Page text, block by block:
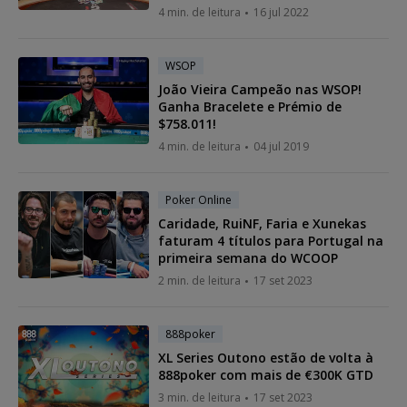
4 min. de leitura 16 jul 2022
WSOP
João Vieira Campeão nas WSOP!
Ganha Bracelete e Prémio de
$758.011!
4 min. de leitura 04 jul 2019
Poker Online
Caridade, RuiNF, Faria e Xunekas
faturam 4 títulos para Portugal na
primeira semana do WCOOP
2 min. de leitura 17 set 2023
888poker
XL Series Outono estão de volta à
888poker com mais de €300K GTD
3 min. de leitura 17 set 2023